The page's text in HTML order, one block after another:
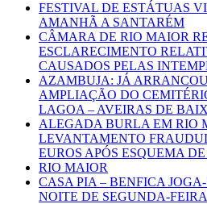
FESTIVAL DE ESTÁTUAS
AMANHÃ A SANTARÉM
CÂMARA DE RIO MAIOR
ESCLARECIMENTO
CAUSADOS PELAS
AZAMBUJA: JÁ
AMPLIAÇÃO DO
LAGOA – AVEIRAS DE
ALEGADA BURLA EM RIO
LEVANTAMENTO
EUROS APÓS ESQUEMA
RIO MAIOR
CASA PIA – BENFICA
NOITE DE SEGUNDA-